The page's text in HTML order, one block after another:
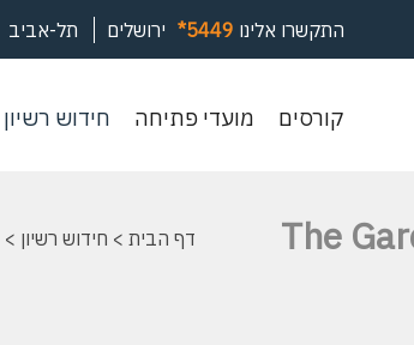
ירושלים תל-אביב התקשרו אלינו *5449
קורסים קורסים
מועדי פתיחה מועדי
חידוש רשיון
The
דף הבית > חידוש רשיון